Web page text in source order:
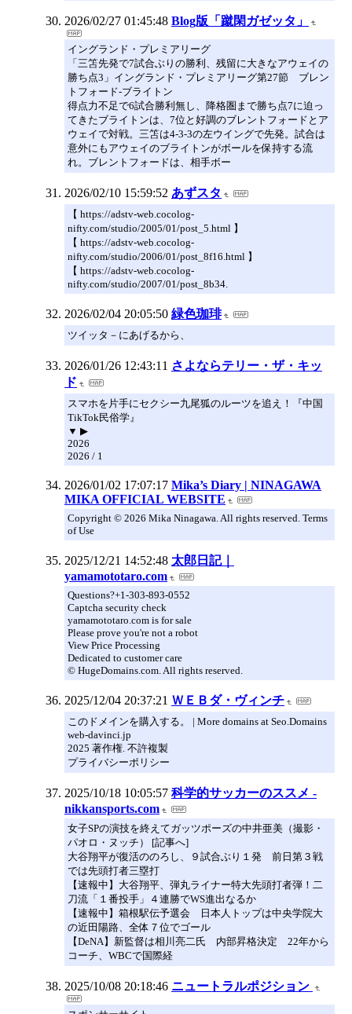
2026/02/27 01:45:48 Blog版「蹴閑ガゼッタ」
イングランド・プレミアリーグ
「三笘先発で7試合ぶりの勝利、残留に大きなアウェイの
勝ち点3」イングランド・プレミアリーグ第27節 ブレン
トフォード-ブライトン
得点力不足で6試合勝利無し、降格圏まで勝ち点7に迫っ
てきたブライトンは、7位と好調のブレントフォードとア
ウェイで対戦。三笘は4-3-3の左ウイングで先発。試合は
意外にもアウェイのブライトンがボールを保持する流
れ。ブレントフォードは、相手ボー
2026/02/10 15:59:52 あずスタ
【 https://adstv-web.cocolog-
nifty.com/studio/2005/01/post_5.html 】
【 https://adstv-web.cocolog-
nifty.com/studio/2006/01/post_8f16.html 】
【 https://adstv-web.cocolog-
nifty.com/studio/2007/01/post_8b34.
2026/02/04 20:05:50 緑色珈琲
ツイッタ－にあげるから、
2026/01/26 12:43:11 さよならテリー・ザ・キッ
ド
スマホを片手にセクシー九尾狐のルーツを追え！『中国
TikTok民俗学』
▼ ▶
2026
2026 / 1
2026/01/02 17:07:17 Mika’s Diary | NINAGAWA
MIKA OFFICIAL WEBSITE
Copyright © 2026 Mika Ninagawa. All rights reserved. Terms
of Use
2025/12/21 14:52:48 太郎日記｜
yamamototaro.com
Questions?+1-303-893-0552
Captcha security check
yamamototaro.com is for sale
Please prove you're not a robot
View Price Processing
Dedicated to customer care
© HugeDomains.com. All rights reserved.
2025/12/04 20:37:21 ＷＥＢダ・ヴィンチ
このドメインを購入する。 | More domains at Seo.Domains
web-davinci.jp
2025 著作権. 不許複製
プライバシーポリシー
2025/10/18 10:05:57 科学的サッカーのススメ -
nikkansports.com
女子SPの演技を終えてガッツポーズの中井亜美（撮影・
パオロ・ヌッチ） [記事へ]
大谷翔平が復活ののろし、９試合ぶり１発 前日第３戦
では先頭打者三塁打
【速報中】大谷翔平、弾丸ライナー特大先頭打者弾！二
刀流「１番投手」４連勝でWS進出なるか
【速報中】箱根駅伝予選会 日本人トップは中央学院大
の近田陽路、全体７位でゴール
【DeNA】新監督は相川亮二氏 内部昇格決定 22年から
コーチ、WBCで国際経
2025/10/08 20:18:46 ニュートラルポジション